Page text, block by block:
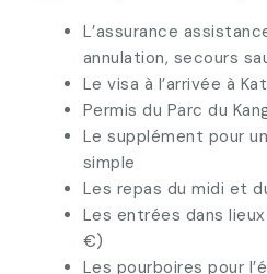
L’assurance
annulation, secours
Le visa à l’arrivée à
Permis du Parc du
Le supplément pour
simple
Les repas du midi et
Les entrées dans
€)
Les pourboires pour